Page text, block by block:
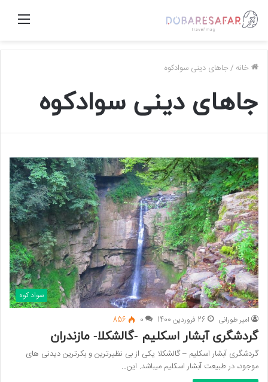
منو
خانه /جاهای دینی سوادکوه
جاهای دینی سوادکوه
سواد کوه
امیر طورانی 26 فروردین 1400 0
856
گردشگری آبشار اسکلیم -گالشکلا- مازندران
گردشگری آبشار اسکلیم – گالشکلا یکی از بی نظیرترین و بکرترین دیدنی های
موجود، در طبیعت آبشار اسکلیم میباشد. این…